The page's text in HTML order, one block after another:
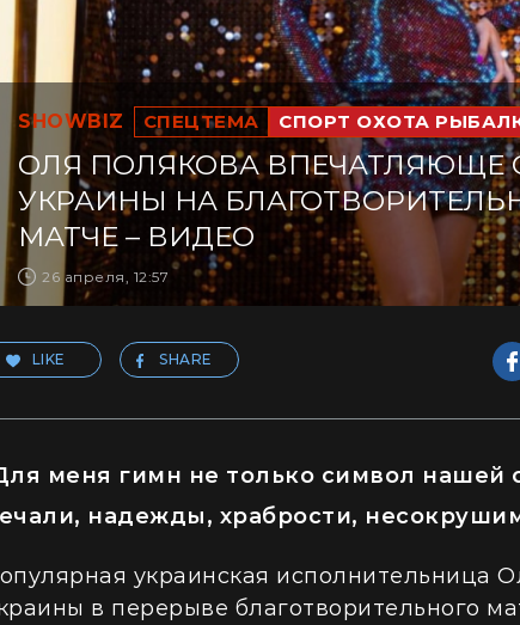
SHOWBIZ СПЕЦТЕМА СПОРТ ОХОТА
ОЛЯ ПОЛЯКОВА ВПЕЧАТЛЯЮЩЕ
УКРАИНЫ НА
МАТЧЕ – ВИДЕО
26 апреля, 12:57
LIKE SHARE
меня гимн не только символ нашей
надежды, храбрости,
украинская исполнительница
в перерыве благотворительного